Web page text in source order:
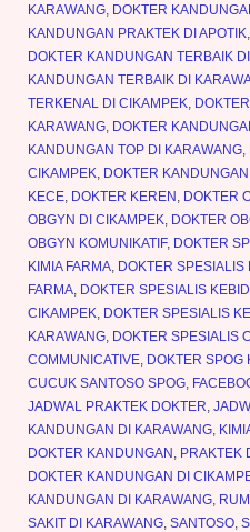
KARAWANG DOKTER
KANDUNGAN PRAKTEK DI APOTIK
DOKTER KANDUNGAN TERBAIK
KANDUNGAN TERBAIK DI
TERKENAL DI CIKAMPEK
KARAWANG DOKTER
KANDUNGAN TOP DI KARAWANG
CIKAMPEK DOKTER
KECE DOKTER KEREN DOKTER
OBGYN DI CIKAMPEK DOKTER
OBGYN KOMUNIKATIF, DOKTER
KIMIA FARMA DOKTER SPESIALIS
FARMA DOKTER SPESIALIS
CIKAMPEK DOKTER SPESIALIS
KARAWANG DOKTER SPESIALIS
COMMUNICATIVE DOKTER SPOG
CUCUK SANTOSO SPOG
JADWAL PRAKTEK DOKTER
KANDUNGAN DI KARAWANG
DOKTER KANDUNGAN PRAKTEK
DOKTER KANDUNGAN DI
KANDUNGAN DI KARAWANG
SAKIT DI KARAWANG SANTOSO